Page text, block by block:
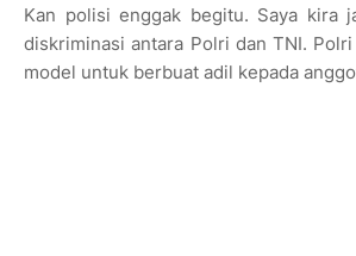
Kan polisi enggak begitu. Saya kira
diskriminasi antara Polri dan TNI.
model untuk berbuat adil kepada